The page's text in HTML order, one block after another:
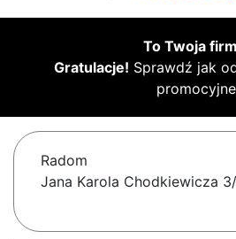
To Twoja
Gratulacje! Sprawdź jak
Radom
Jana Karola Chodkiewicza